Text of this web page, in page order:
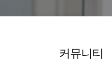
커뮤니티